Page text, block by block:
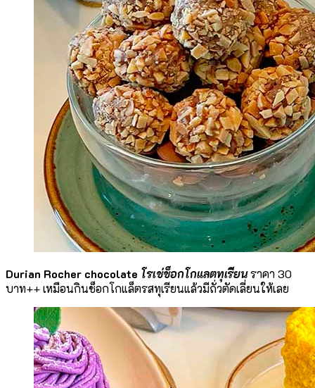
Durian Rocher chocolate โรเช่ช็อกโกแลตทุเรียนราคา 30
บาท++ เหมือนกินช็อกโกแล็ตรสทุเรียนแล้วมีถั่วตัดเลี่ยนให้เลย